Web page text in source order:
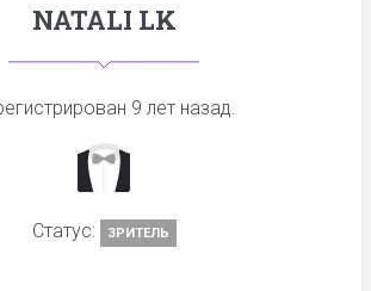
NATALI LK
9 лет назад.
Статус: ЗРИТЕЛЬ